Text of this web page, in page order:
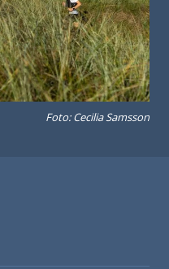
Foto: Cecilia Samsson